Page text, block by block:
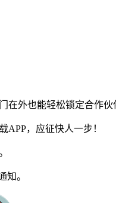
外也能轻松锁定合作伙
，应征快人一步！
。